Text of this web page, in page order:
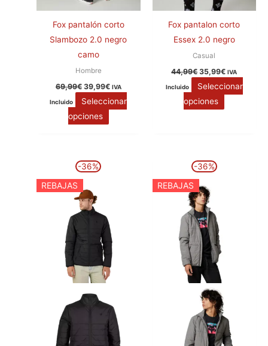
Fox pantalón corto
Slambozo 2.0 negro
camo
Hombre
69,99€ 39,99€ IVA
Incluido
Seleccionar
opciones
Fox pantalon corto
Essex 2.0 negro
Casual
44,99€ 35,99€ IVA
Incluido
Seleccionar
opciones
-36%
REBAJAS
precio
109,99€.
variantes.
Las
opciones
se
pueden
en
la
página
-36%
REBAJAS
precio
era:
109,99€.
la
página